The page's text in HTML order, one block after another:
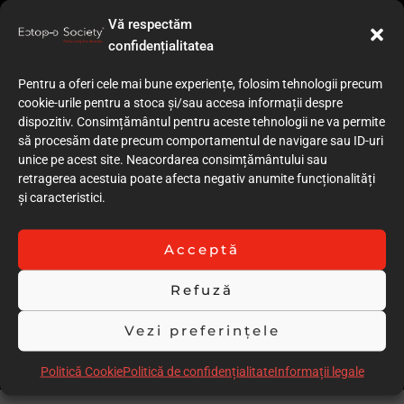
Vă respectăm
confidențialitatea
Pentru a oferi cele mai bune experiențe, folosim tehnologii precum
cookie-urile pentru a stoca și/sau accesa informații despre
dispozitiv. Consimțământul pentru aceste tehnologii ne va permite
să procesăm date precum comportamentul de navigare sau ID-uri
unice pe acest site. Neacordarea consimțământului sau
retragerea acestuia poate afecta negativ anumite funcționalități
și caracteristici.
Acceptă
Refuză
Vezi preferințele
Politică CookiePolitică de confidențialitateInformații legale